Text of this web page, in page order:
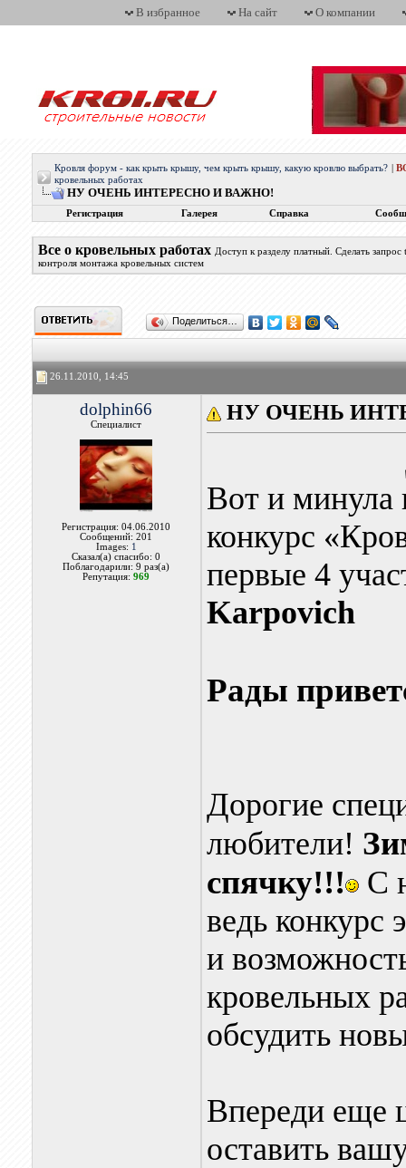
В избранное На сайт О компании
Кровля форум - как крыть крышу, чем крыть крышу, какую кровлю выбрать?
кровельных работах
НУ ОЧЕНЬ ИНТЕРЕСНО И ВАЖНО!
Регистрация Галерея Справка
Все о кровельных работах Доступ к разделу платный. Сделать
контроля монтажа кровельных систем
Поделиться…
26.11.2010, 14:45
dolphin66
Специалист
Регистрация: 04.06.2010
Сообщений: 201
Images: 1
Сказал(а) спасибо: 0
Поблагодарили: 9 раз(а)
Репутация:969
НУ ОЧЕНЬ
Вот и минула
конкурс
первые 4
Karpovich
Рады
Дорогие
любители!
спячку!!! С
ведь конкурс
и
кровельных
обсудить
Впереди еще
оставить